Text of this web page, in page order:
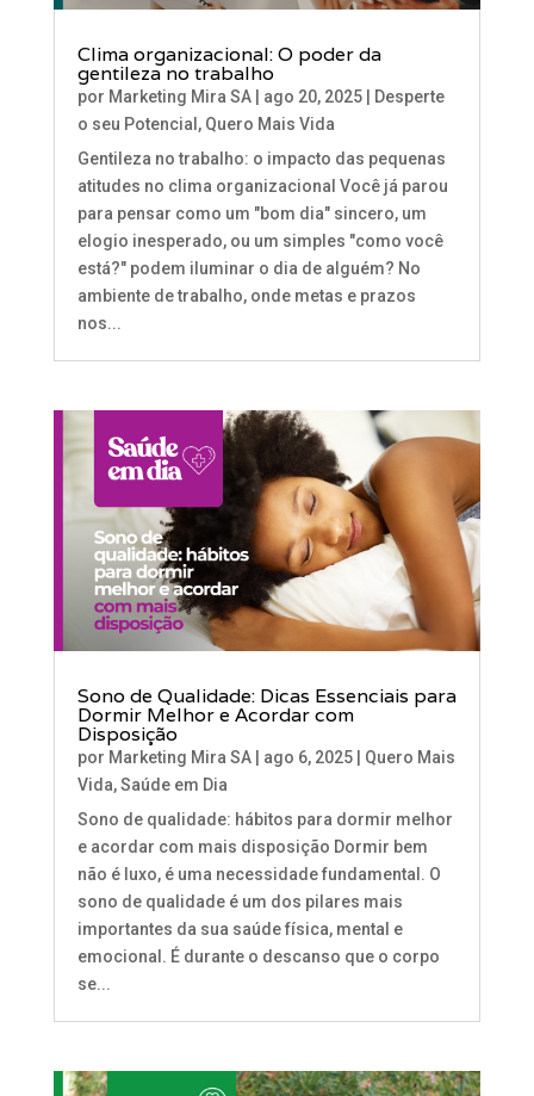
Clima organizacional: O poder da
gentileza no trabalho
por Marketing Mira SA| ago 20, 2025|
Desperte
o seu Potencial , Quero Mais Vida
Gentileza no trabalho: o impacto das pequenas
atitudes no clima organizacional Você já parou
para pensar como um "bom dia" sincero, um
elogio inesperado, ou um simples "como você
está?" podem iluminar o dia de alguém? No
ambiente de trabalho, onde metas e prazos
nos...
Sono de Qualidade: Dicas Essenciais para
Dormir Melhor e Acordar com
Disposição
por Marketing Mira SA| ago 6, 2025| Quero Mais
Vida,Saúde em Dia
Sono de qualidade: hábitos para dormir melhor
e acordar com mais disposição Dormir bem
não é luxo, é uma necessidade fundamental. O
sono de qualidade é um dos pilares mais
importantes da sua saúde física, mental e
emocional. É durante o descanso que o corpo
se...